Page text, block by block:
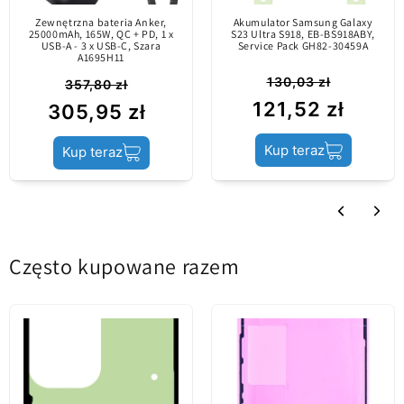
oryginalną częścią
Zawartość Akumulator
Stan produktu Aftermarket
Sort by
Recenzje w innych językach
Zewnętrzna bateria Anker,
25000mAh, 165W, QC + PD, 1 x
USB-A - 3 x USB-C, Szara
A1695H11
357,80 zł
305,95 zł
Kup teraz
Akumulator Samsung Galaxy
S23 Ultra S918, EB-BS918ABY,
Service Pack GH82-30459A
130,03 zł
121,52 zł
Kup teraz
Często kupowane razem